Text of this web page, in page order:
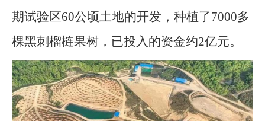
期试验区60公顷土地的开发，种植了7000多
棵黑刺榴梿果树，已投入的资金约2亿元。